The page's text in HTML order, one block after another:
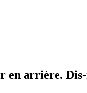
en arrière. Dis-